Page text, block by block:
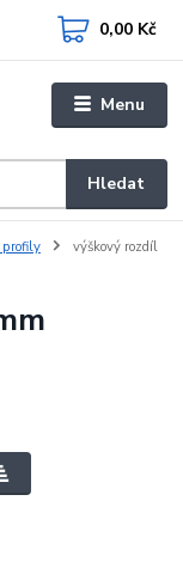
Menu
Hledat
0,00 Kč
profily
výškový rozdíl